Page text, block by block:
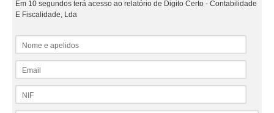
Em 10 segundos terá acesso ao relatório de Digito Certo - Contabilidade
E Fiscalidade, Lda